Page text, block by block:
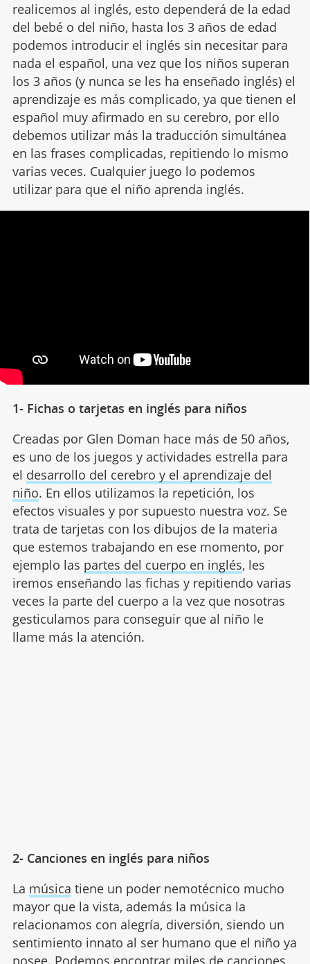
realicemos al inglés, esto dependerá de la edad
del bebé o del niño, hasta los 3 años de edad
podemos introducir el inglés sin necesitar para
nada el español, una vez que los niños superan
los 3 años (y nunca se les ha enseñado inglés) el
aprendizaje es más complicado, ya que tienen el
español muy afirmado en su cerebro, por ello
debemos utilizar más la traducción simultánea
en las frases complicadas, repitiendo lo mismo
varias veces. Cualquier juego lo podemos
utilizar para que el niño aprenda inglés.
1- Fichas o tarjetas en inglés para niños
Creadas por Glen Doman hace más de 50 años,
es uno de los juegos y actividades estrella para
el desarrollo del cerebro y el aprendizaje del
niño. En ellos utilizamos la repetición, los
efectos visuales y por supuesto nuestra voz. Se
trata de tarjetas con los dibujos de la materia
que estemos trabajando en ese momento, por
ejemplo las partes del cuerpo en inglés, les
iremos enseñando las fichas y repitiendo varias
veces la parte del cuerpo a la vez que nosotras
gesticulamos para conseguir que al niño le
llame más la atención.
2- Canciones en inglés para niños
La música tiene un poder nemotécnico mucho
mayor que la vista, además la música la
relacionamos con alegría, diversión, siendo un
sentimiento innato al ser humano que el niño ya
posee. Podemos encontrar miles de canciones